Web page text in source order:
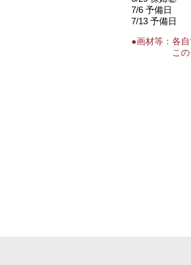
7/6 予備日
7/13 予備日
●画材等： 各
こ